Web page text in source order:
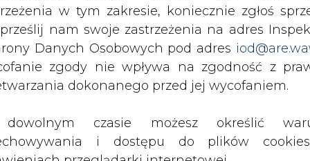
czasie możesz określić
i dostępu do plików
przeglądarki internetowej.
zgadzasz się na wykorzystanie technologii
Poland, powiedział: "Oferowane przez
nowoczesnego łańcucha dostaw.
gazu ziemnego od ponad dwóch dekad.
w całej palecie swoich produktów,
7,2 t oraz w lekkich pojazdach
oczekiwań płynących od naszych
kosztów transportu poprzez wdrażanie